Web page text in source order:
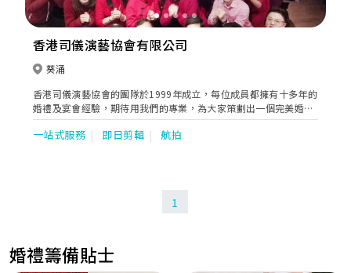
香港司儀演藝協會有限公司
葵涌
香港司儀演藝協會的團隊於1999年成立，每位成員都擁有十多年的
婚禮及宴會經驗，期待用我們的專業，為大家策劃出一個完美婚禮
及宴會。我們通過ISO 9001:2008 國際質量管理體系及培訓認證，
成為業界首間獲頒發國際級專業水平認可證書協會。
一站式服務 即日剪輯 航拍
1
婚禮籌備貼士